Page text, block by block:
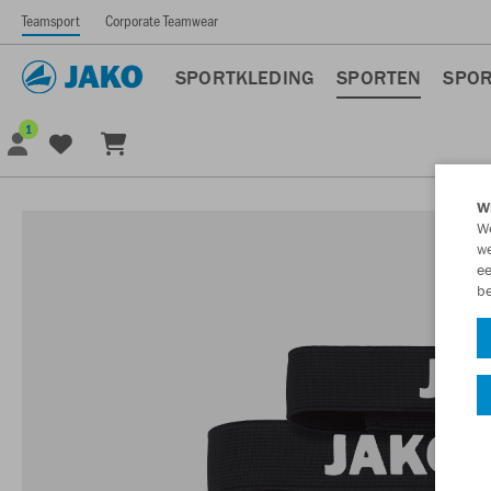
Teamsport Corporate Teamwear
SPORTKLEDING SPORTEN
1